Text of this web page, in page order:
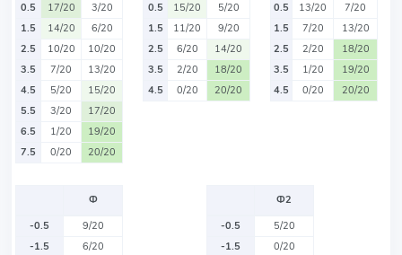
0.5
17/20
3/20
1.5
14/20
6/20
2.5
10/20
10/20
3.5
7/20
13/20
4.5
5/20
15/20
5.5
3/20
17/20
6.5
1/20
19/20
7.5
0/20 20/20
0.5
15/20
5/20
1.5
11/20
9/20
2.5
6/20
14/20
3.5
2/20
18/20
4.5
0/20 20/20
0.5
13/20
7/20
1.5
7/20
13/20
2.5
2/20
18/20
3.5
1/20
19/20
4.5
0/20 20/20
Ф
-0.5
9/20
-1.5
6/20
Ф2
-0.5
5/20
-1.5
0/20